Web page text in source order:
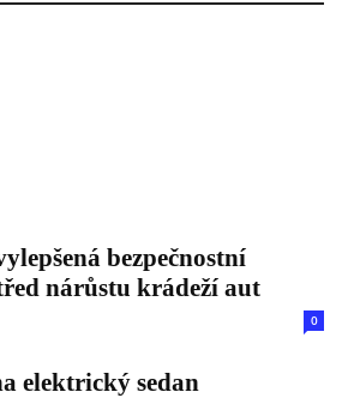
bezpečnostní
nárůstu krádeží aut
0
elektrický sedan